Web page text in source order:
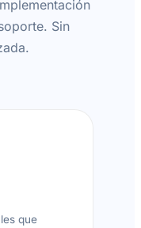
Sin
que